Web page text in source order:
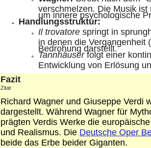
verschmelzen. Die Musik ist
um innere psychologische
Handlungsstruktur:
Il trovatore springt in
in denen die Vergangenheit
Bedrohung darstellt.
Tannhäuserfolgt einer
Entwicklung von Erlösung
Fazit
Zitat
Richard Wagner und Giuseppe Verdi
dargestellt. Während Wagner für
prägten Verdis Werke die
und Realismus. Die Deutsche Oper
beide das Erbe beider Giganten.